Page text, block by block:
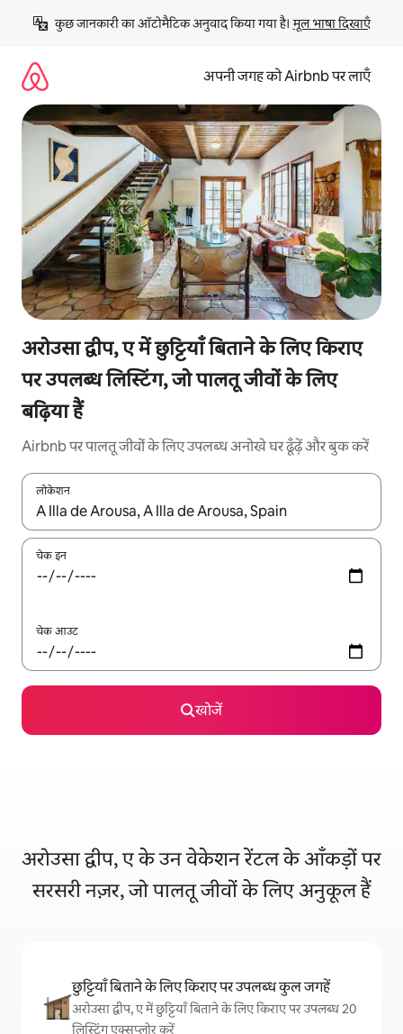
छोड़कर
कॉन्टेंट
कुछ जानकारी का ऑटोमैटिक अनुवाद किया गया है। मूल भाषा दिखाएँ
अपनी जगह को Airbnb पर लाएँ
अरोउसा द्वीप, ए में छुट्टियाँ बिताने के लिए किराए
पर उपलब्ध लिस्टिंग, जो पालतू जीवों के लिए
बढ़िया हैं
Airbnb पर पालतू जीवों के लिए उपलब्ध अनोखे घर ढूँढ़ें और बुक करें
लोकेशन
नतीजों के उपलब्ध होने पर, अप और डाउन 'ऐरो की' का इस्तेमाल करके नेविगेट
चेक इन
चेक आउट
खोजें
अरोउसा द्वीप, ए के उन वेकेशन रेंटल के आँकड़ों पर
सरसरी नज़र, जो पालतू जीवों के लिए अनुकूल हैं
छुट्टियाँ बिताने के लिए किराए पर उपलब्ध कुल जगहें
अरोउसा द्वीप, ए में छुट्टियाँ बिताने के लिए किराए पर उपलब्ध 20
लिस्टिंग एक्सप्लोर करें